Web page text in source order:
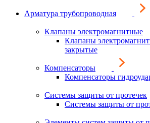
Арматура трубопроводная
Клапаны электромагнитные
Клапаны
закрытые
Компенсаторы
Компенсаторы
Системы защиты от протечек
Системы защиты от